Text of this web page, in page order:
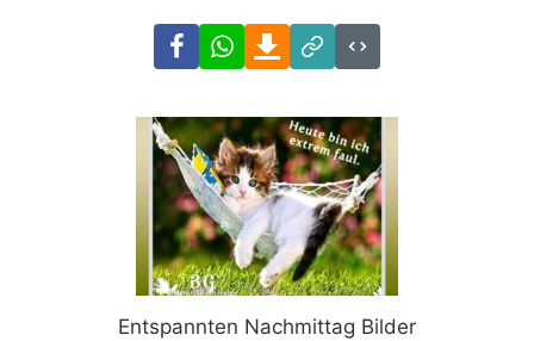
FacebookWhatsAppDownload
Link
Code
Entspannten Nachmittag Bilder